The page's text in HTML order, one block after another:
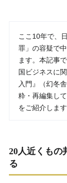
ここ10年で、
罪」の容疑で
ます。本記事
国ビジネスに
入門』（幻冬
粋・再編集し
をご紹介します
20人近くもの
る